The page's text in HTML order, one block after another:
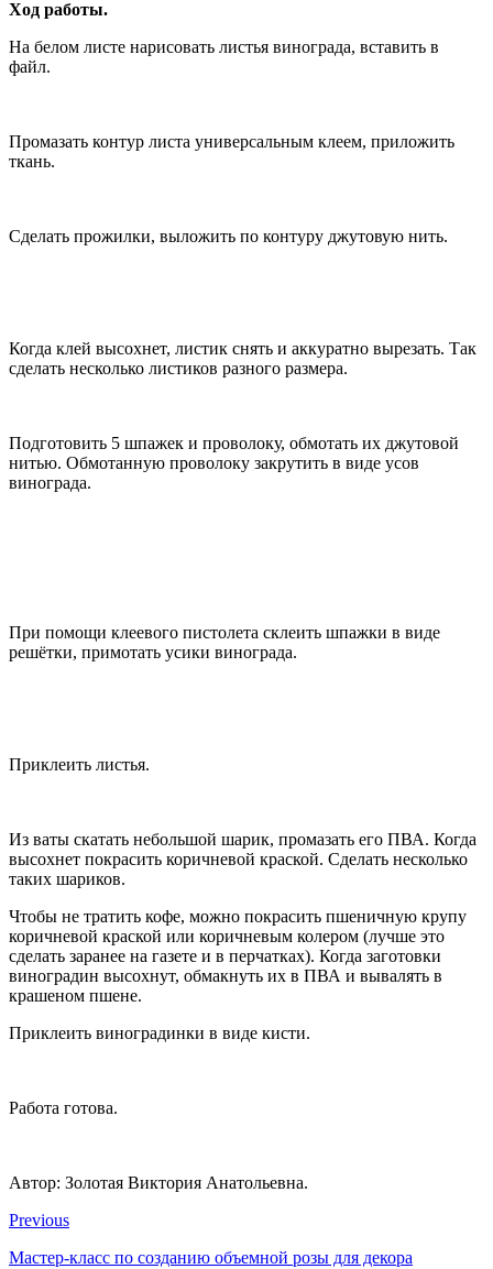
Ход работы.
На белом листе нарисовать листья винограда, вставить в
файл.
Промазать контур листа универсальным клеем, приложить
ткань.
Сделать прожилки, выложить по контуру джутовую нить.
Когда клей высохнет, листик снять и аккуратно вырезать. Так
сделать несколько листиков разного размера.
Подготовить 5 шпажек и проволоку, обмотать их джутовой
нитью. Обмотанную проволоку закрутить в виде усов
винограда.
При помощи клеевого пистолета склеить шпажки в виде
решётки, примотать усики винограда.
Приклеить листья.
Из ваты скатать небольшой шарик, промазать его ПВА. Когда
высохнет покрасить коричневой краской. Сделать несколько
таких шариков.
Чтобы не тратить кофе, можно покрасить пшеничную крупу
коричневой краской или коричневым колером (лучше это
сделать заранее на газете и в перчатках). Когда заготовки
виноградин высохнут, обмакнуть их в ПВА и вывалять в
крашеном пшене.
Приклеить виноградинки в виде кисти.
Работа готова.
Автор: Золотая Виктория Анатольевна.
Previous
Мастер-класс по созданию объемной розы для декора